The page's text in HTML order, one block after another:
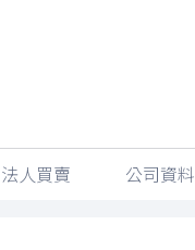
法人買賣 公司資料